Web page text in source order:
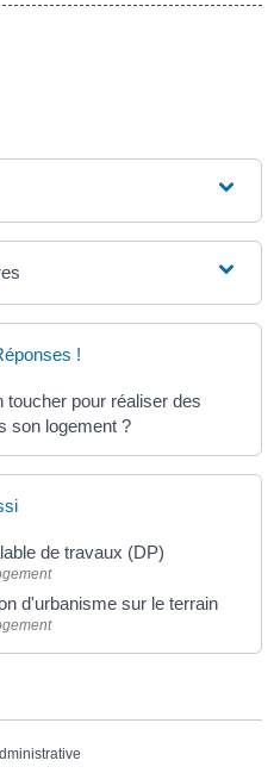
!
toucher pour réaliser des
son logement ?
de travaux (DP)
d'urbanisme sur le terrain